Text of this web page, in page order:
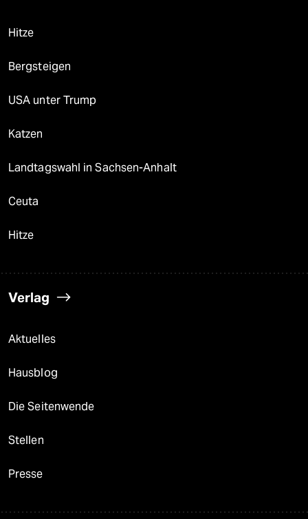
Hitze
Bergsteigen
USA unter Trump
Katzen
Landtagswahl in Sachsen-Anhalt
Ceuta
Hitze
Verlag
Aktuelles
Hausblog
Die Seitenwende
Stellen
Presse